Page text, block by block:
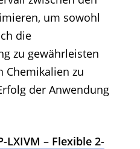
um sowohl
die
zu gewährleisten
Chemikalien zu
der Anwendung
LXIVM – Flexible 2-